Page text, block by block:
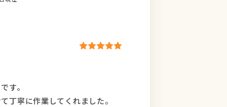
す。
丁寧に作業してくれました。